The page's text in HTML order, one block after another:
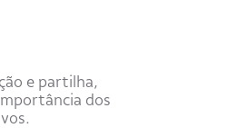
e partilha,
dos